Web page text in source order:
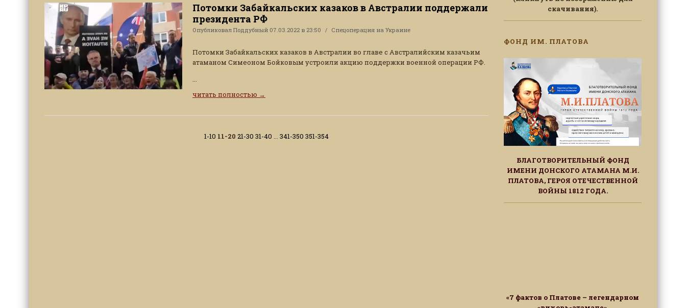
Потомки Забайкальских казаков в Австралии поддержали
президента РФ
Опубликовал Поддубный 07.03.2022 в 23:50 Спецоперация на Украине
Потомки Забайкальских казаков в Австралии во главе с Австралийским казачьим
атаманом Симеоном Бойковым устроили акцию поддержки военной операции РФ.
читать полностью →
1-10 11-20 21-30 31-40 341-350 351-354
скачивания).
ФОНД ИМ. ПЛАТОВА
БЛАГОТВОРИТЕЛЬНЫЙ ФОНД
ИМЕНИ ДОНСКОГО АТАМАНА М.И.
ПЛАТОВА, ГЕРОЯ ОТЕЧЕСТВЕННОЙ
ВОЙНЫ 1812 ГОДА.
«7 фактов о Платове – легендарном